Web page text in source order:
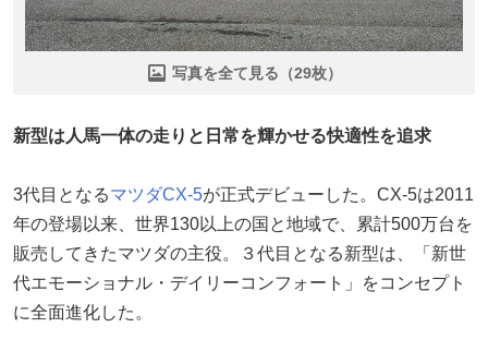
写真を全て見る（29枚）
新型は人馬一体の走りと日常を輝かせる快適性を追求
3代目となるマツダCX-5が正式デビューした。CX-5は2011
年の登場以来、世界130以上の国と地域で、累計500万台を
販売してきたマツダの主役。３代目となる新型は、「新世
代エモーショナル・デイリーコンフォート」をコンセプト
に全面進化した。